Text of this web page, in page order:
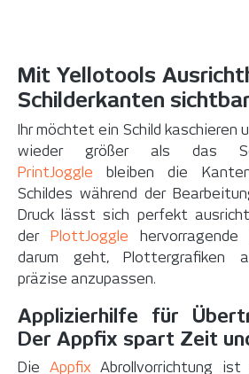
Mit Yellotools
Schilderkanten
Ihr möchtet ein Schild kaschieren
wieder größer als das
PrintJoggle bleiben die
Schildes während der
Druck lässt sich perfekt
der PlottJoggle
darum geht, Plottergrafiken
präzise anzupassen.
Applizierhilfe für
Der Appfix spart Zeit
Die Appfix Abrollvorrichtung ist